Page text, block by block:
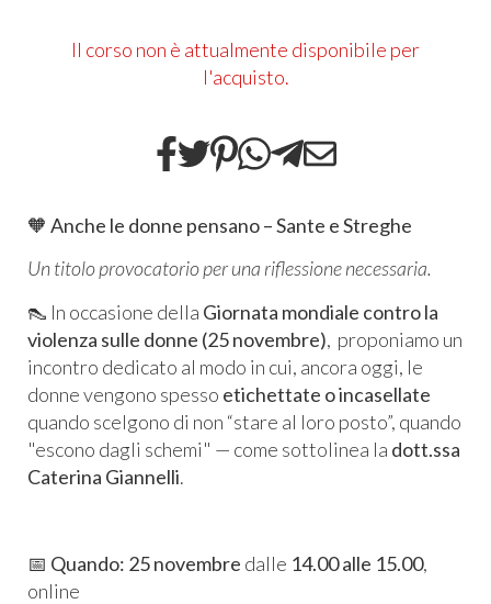
Il corso non è attualmente disponibile per
l'acquisto.
🧡 Anche le donne pensano – Sante e Streghe
Un titolo provocatorio per una riflessione necessaria.
👠 In occasione della Giornata mondiale contro la
violenza sulle donne (25 novembre), proponiamo un
incontro dedicato al modo in cui, ancora oggi, le
donne vengono spesso etichettate o incasellate
quando scelgono di non “stare al loro posto”, quando
"escono dagli schemi" — come sottolinea la dott.ssa
Caterina Giannelli.
📅 Quando: 25 novembre dalle 14.00 alle 15.00,
online